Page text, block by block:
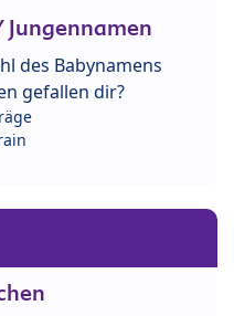
des Babynamens
gefallen dir?